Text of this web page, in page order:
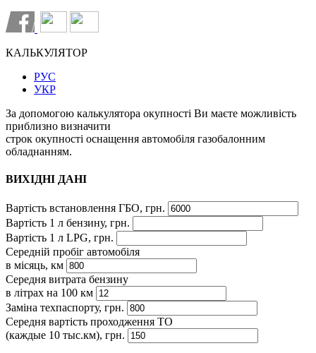
КАЛЬКУЛЯТОР
РУС
УКР
За допомогою калькулятора окупності Ви маєте можливість
приблизно визначити
строк окупності оснащення автомобіля газобалонним
обладнанням.
ВИХІДНІ ДАНІ
Вартість встановлення ГБО, грн.
Вартість 1 л бензину, грн.
Вартість 1 л LPG, грн.
Середній пробіг автомобіля
в місяць, км
Середня витрата бензину
в літрах на 100 км
Заміна техпаспорту, грн.
Середня вартість проходження ТО
(каждые 10 тыс.км), грн.